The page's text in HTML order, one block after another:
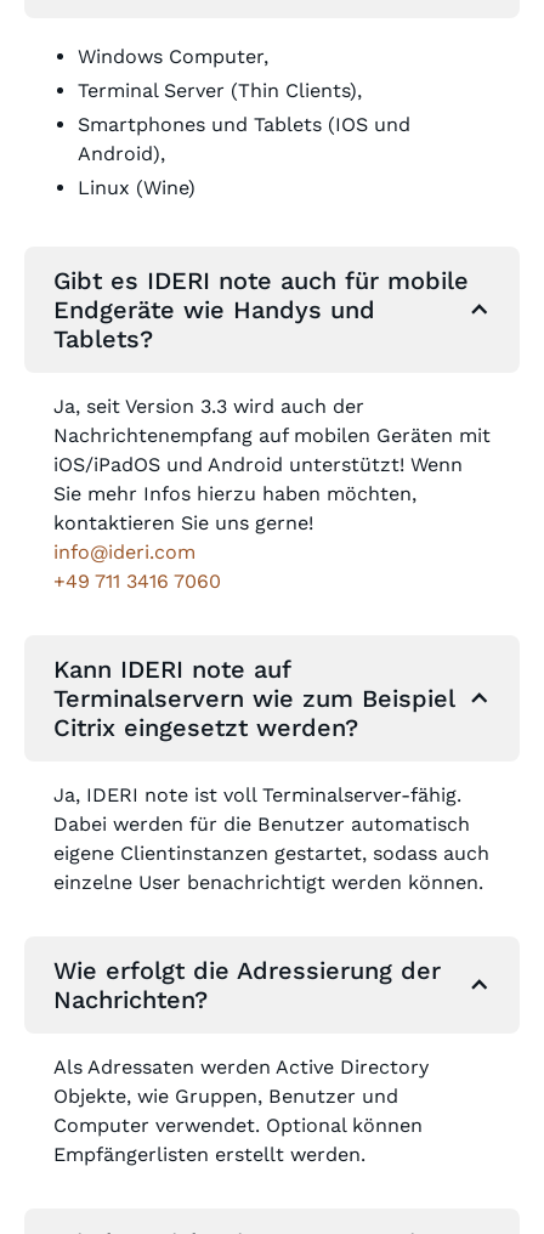
Windows Computer,
Terminal Server (Thin Clients),
Smartphones und Tablets (IOS und
Android),
Linux (Wine)
Gibt es IDERI note auch für mobile
Endgeräte wie Handys und
Tablets?
Ja, seit Version 3.3 wird auch der
Nachrichtenempfang auf mobilen Geräten mit
iOS/iPadOS und Android unterstützt! Wenn
Sie mehr Infos hierzu haben möchten,
kontaktieren Sie uns gerne!
info@ideri.com
+49 711 3416 7060
Kann IDERI note auf
Terminalservern wie zum Beispiel
Citrix eingesetzt werden?
Ja, IDERI note ist voll Terminalserver-fähig.
Dabei werden für die Benutzer automatisch
eigene Clientinstanzen gestartet, sodass auch
einzelne User benachrichtigt werden können.
Wie erfolgt die Adressierung der
Nachrichten?
Als Adressaten werden Active Directory
Objekte, wie Gruppen, Benutzer und
Computer verwendet. Optional können
Empfängerlisten erstellt werden.